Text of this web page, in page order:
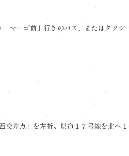
マーゴ前」行きのバス、またはタクシ
交差点」を左折。県道１７号線を北へ